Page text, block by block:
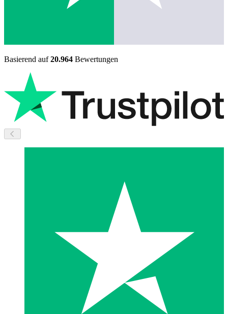
Basierend auf20.964 Bewertungen